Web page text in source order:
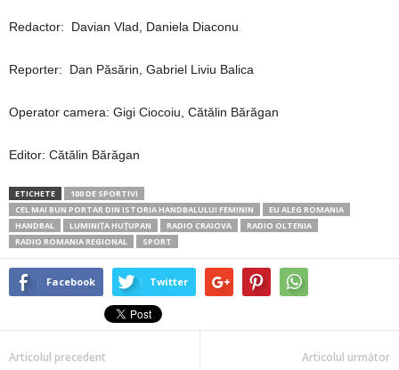
Redactor: Davian Vlad, Daniela Diaconu
Reporter: Dan Păsărin, Gabriel Liviu Balica
Operator camera: Gigi Ciocoiu, Cătălin Bărăgan
Editor: Cătălin Bărăgan
ETICHETE
100 DE SPORTIVI
CEL MAI BUN PORTAR DIN ISTORIA HANDBALULUI FEMININ
EU ALEG ROMANIA
HANDBAL
LUMINIŢA HUŢUPAN RADIO CRAIOVA
RADIO OLTENIA
RADIO ROMANIA REGIONAL
SPORT
Facebook Twitter
Articolul precedent Articolul următor